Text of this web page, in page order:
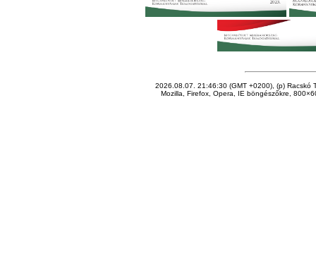
2026.08.07. 21:46:30 (GMT +0200), (p) Racskó
Mozilla, Firefox, Opera, IE böngészőkre,